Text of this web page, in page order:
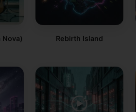
Nova)
Rebirth Island